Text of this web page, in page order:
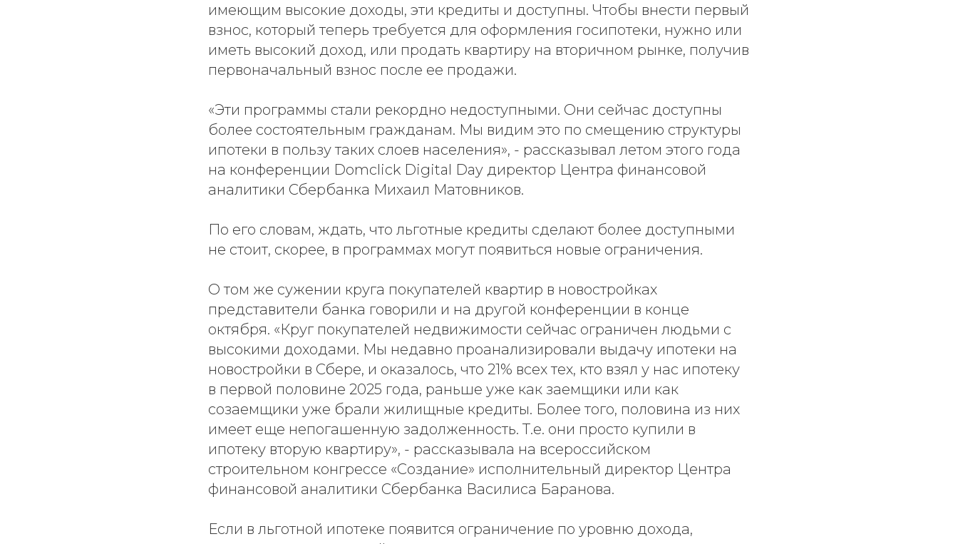
имеющим высокие доходы, эти кредиты и доступны. Чтобы внести первый
взнос, который теперь требуется для оформления госипотеки, нужно или
иметь высокий доход, или продать квартиру на вторичном рынке, получив
первоначальный взнос после ее продажи.
«Эти программы стали рекордно недоступными. Они сейчас доступны
более состоятельным гражданам. Мы видим это по смещению структуры
ипотеки в пользу таких слоев населения», - рассказывал летом этого года
на конференции Domclick Digital Day директор Центра финансовой
аналитики Сбербанка Михаил Матовников.
По его словам, ждать, что льготные кредиты сделают более доступными
не стоит, скорее, в программах могут появиться новые ограничения.
О том же сужении круга покупателей квартир в новостройках
представители банка говорили и на другой конференции в конце
октября. «Круг покупателей недвижимости сейчас ограничен людьми с
высокими доходами. Мы недавно проанализировали выдачу ипотеки на
новостройки в Сбере, и оказалось, что 21% всех тех, кто взял у нас ипотеку
в первой половине 2025 года, раньше уже как заемщики или как
созаемщики уже брали жилищные кредиты. Более того, половина из них
имеет еще непогашенную задолженность. Т.е. они просто купили в
ипотеку вторую квартиру», - рассказывала на всероссийском
строительном конгрессе «Создание» исполнительный директор Центра
финансовой аналитики Сбербанка Василиса Баранова.
Если в льготной ипотеке появится ограничение по уровню дохода,